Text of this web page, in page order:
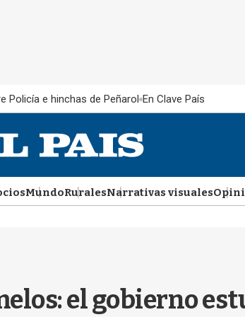
Policía e hinchas de Peñarol En Clave País
MundoRuralesNarrativas visuales
el gobierno